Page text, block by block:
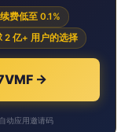
费低至 0.1%
2 亿+ 用户的选择
→
动应用邀请码